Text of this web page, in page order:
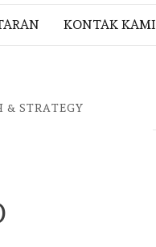
KONTAK KAMI
& STRATEGY